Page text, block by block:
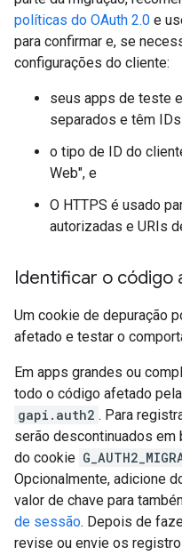
políticas do OAuth 2.0 e
para confirmar e, se
configurações do cliente:
seus apps de teste
separados e têm
o tipo de ID do
Web", e
O HTTPS é usado
autorizadas e URIs
Identificar o
Um cookie de depuração
afetado e testar o
Em apps grandes ou
todo o código afetado
gapi.auth2 . Para
serão descontinuados em
do cookie
Opcionalmente, adicione
valor de chave para
de sessão. Depois de
revise ou envie os